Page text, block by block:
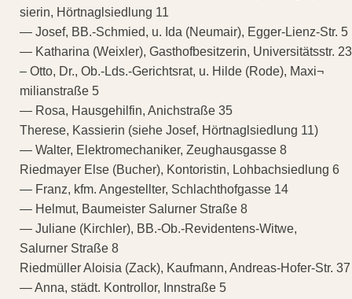
sierin, Hörtnaglsiedlung 11
— Josef, BB.-Schmied, u. Ida (Neumair), Egger-Lienz-Str. 5
— Katharina (Weixler), Gasthofbesitzerin, Universitätsstr. 23
– Otto, Dr., Ob.-Lds.-Gerichtsrat, u. Hilde (Rode), Maxi¬
milianstraße 5
— Rosa, Hausgehilfin, Anichstraße 35
Therese, Kassierin (siehe Josef, Hörtnaglsiedlung 11)
— Walter, Elektromechaniker, Zeughausgasse 8
Riedmayer Else (Bucher), Kontoristin, Lohbachsiedlung 6
— Franz, kfm. Angestellter, Schlachthofgasse 14
— Helmut, Baumeister Salurner Straße 8
— Juliane (Kirchler), BB.-Ob.-Revidentens-Witwe,
Salurner Straße 8
Riedmüller Aloisia (Zack), Kaufmann, Andreas-Hofer-Str. 37
— Anna, städt. Kontrollor, Innstraße 5